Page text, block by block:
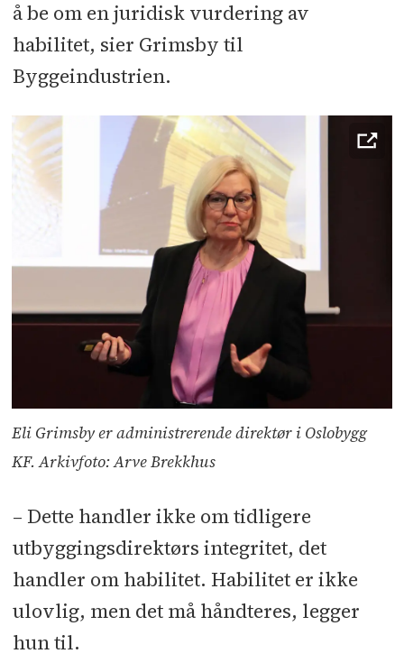
å be om en juridisk vurdering av
habilitet, sier Grimsby til
Byggeindustrien.
Eli Grimsby er administrerende direktør i Oslobygg
KF. Arkivfoto: Arve Brekkhus
– Dette handler ikke om tidligere
utbyggingsdirektørs integritet, det
handler om habilitet. Habilitet er ikke
ulovlig, men det må håndteres, legger
hun til.